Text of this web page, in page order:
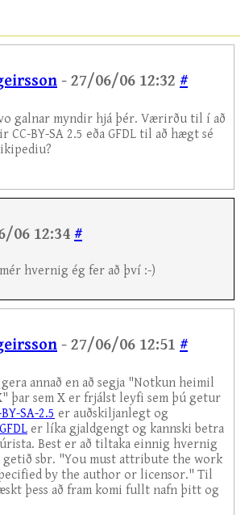
- 27/06/06 12:32 #
galnar myndir hjá þér. Værirðu til í að
BY-SA 2.5 eða GFDL til að hægt sé
06 12:34 #
hvernig ég fer að því :-)
- 27/06/06 12:51 #
annað en að segja "Notkun heimil
þar sem X er frjálst leyfi sem þú getur
SA-2.5 er auðskiljanlegt og
GFDL er líka gjaldgengt og kannski betra
Best er að tiltaka einnig hvernig
getið sbr. "You must attribute the work
by the author or licensor." Til
þess að fram komi fullt nafn þitt og